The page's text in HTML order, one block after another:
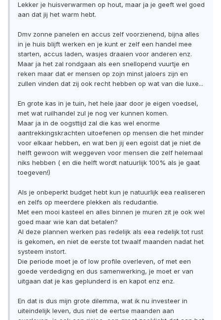
Lekker je huisverwarmen op hout, maar ja je geeft wel goed
aan dat jij het warm hebt.
Dmv zonne panelen en accus zelf voorzienend, bijna alles
in je huis blijft werken en je kunt er zelf een handel mee
starten, accus laden, wasjes draaien voor anderen enz.
Maar ja het zal rondgaan als een snellopend vuurtje en
reken maar dat er mensen op zojn minst jaloers zijn en
zullen vinden dat zij ook recht hebben op wat van die luxe...
En grote kas in je tuin, het hele jaar door je eigen voedsel,
met wat ruilhandel zul je nog ver kunnen komen.
Maar ja in de oogsttijd zal die kas wel enorme
aantrekkingskrachten uitoefenen op mensen die het minder
voor elkaar hebben, en wat ben jij een egoist dat je niet de
helft gewoon wilt weggeven voor mensen die zelf helemaal
niks hebben ( en die helft wordt natuurlijk 100% als je gaat
toegeven!)
Als je onbeperkt budget hebt kun je natuurlijk eea realiseren
en zelfs op meerdere plekken als redudantie.
Met een mooi kasteel en alles binnen je muren zit je ook wel
goed maar wie kan dat betalen?
Al deze plannen werken pas redelijk als eea redelijk tot rust
is gekomen, en niet de eerste tot twaalf maanden nadat het
systeem instort.
Die periode moet je of low profile overleven, of met een
goede verdedigng en dus samenwerking, je moet er van
uitgaan dat je kas geplunderd is en kapot enz enz.
En dat is dus mijn grote dilemma, wat ik nu investeer in
uiteindelijk leven, dus niet de eertse maanden aan